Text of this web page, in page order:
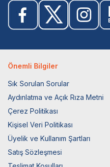
Önemli Bilgiler
Sık Sorulan Sorular
Aydınlatma ve Açık Rıza Metni
Çerez Politikası
Kişisel Veri Politikası
Üyelik ve Kullanım Şartları
Satış Sözleşmesi